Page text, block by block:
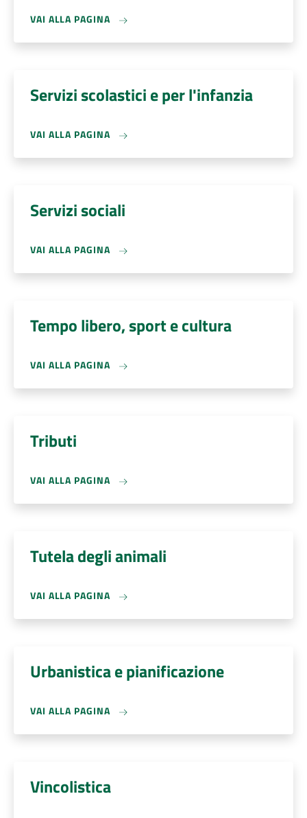
VAI ALLA PAGINA
Servizi scolastici e per l'infanzia
VAI ALLA PAGINA
Servizi sociali
VAI ALLA PAGINA
Tempo libero, sport e cultura
VAI ALLA PAGINA
Tributi
VAI ALLA PAGINA
Tutela degli animali
VAI ALLA PAGINA
Urbanistica e pianificazione
VAI ALLA PAGINA
Vincolistica